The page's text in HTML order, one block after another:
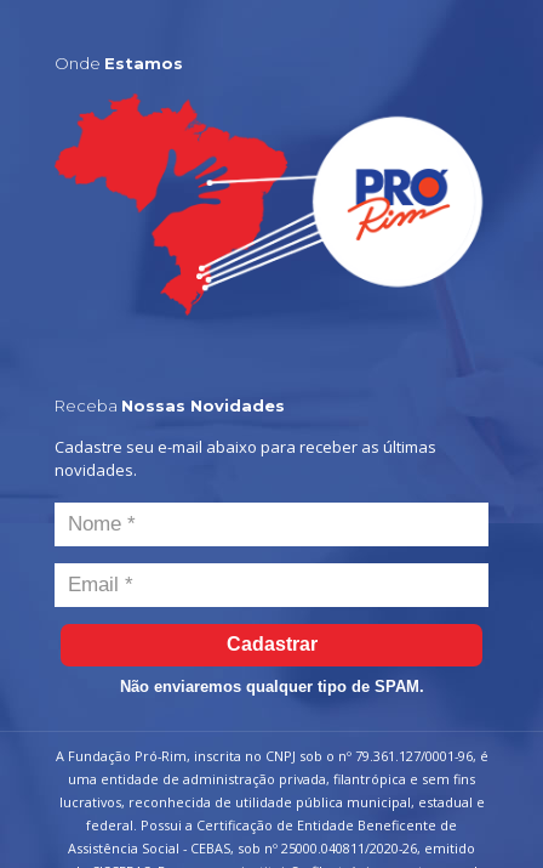
Onde Estamos
Receba Nossas Novidades
Cadastre seu e-mail abaixo para receber as últimas
novidades.
Cadastrar
Não enviaremos qualquer tipo de SPAM.
A Fundação Pró-Rim, inscrita no CNPJ sob o nº 79.361.127/0001-96, é
uma entidade de administração privada, filantrópica e sem fins
lucrativos, reconhecida de utilidade pública municipal, estadual e
federal. Possui a Certificação de Entidade Beneficente de
Assistência Social - CEBAS, sob nº 25000.040811/2020-26, emitido